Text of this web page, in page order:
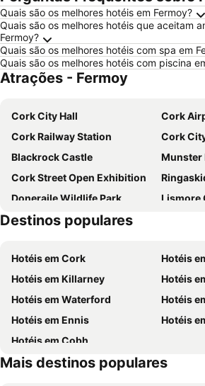
Quais são os melhores hotéis em Fermoy?
Quais são os melhores hotéis que aceitam
Fermoy?
Quais são os melhores hotéis com spa em
Quais são os melhores hotéis com piscina
Atrações - Fermoy
Cork City Hall
Cork
Cork Railway Station
Cork
Blackrock Castle
Munster Rugby
Cork Street Open Exhibition
Doneraile Wildlife Park
Lismore
Fota Arboretum
Cork Opera House
Guiness
Rock of Cashel
Cashel
Swiss Cottage
Ocean
Destinos populares
Hotéis em Cork
Hotéis
Hotéis em Killarney
Hotéis
Hotéis em Waterford
Hotéis
Hotéis em Ennis
Hotéis
Hotéis em Cobh
Mais destinos populares